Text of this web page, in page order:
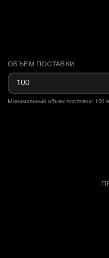
Доставка и объем поставки
ОБЪЕМ ПОСТАВКИ
Минимальный объем поставки: 100